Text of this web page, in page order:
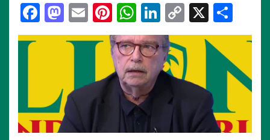
F
a
o
k
M
a
st
d
o
n
E
m
ail
Pi
nt
er
es
W
h
at
s
A
p
p
Li
n
ke
dI
C
o
py
Li
n
k
X
ar
g
er